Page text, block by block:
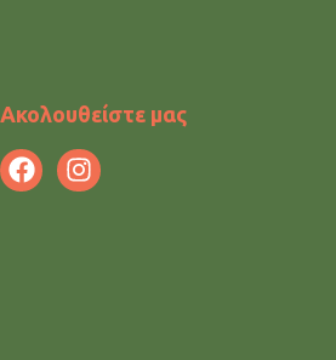
Ακολουθείστε μας